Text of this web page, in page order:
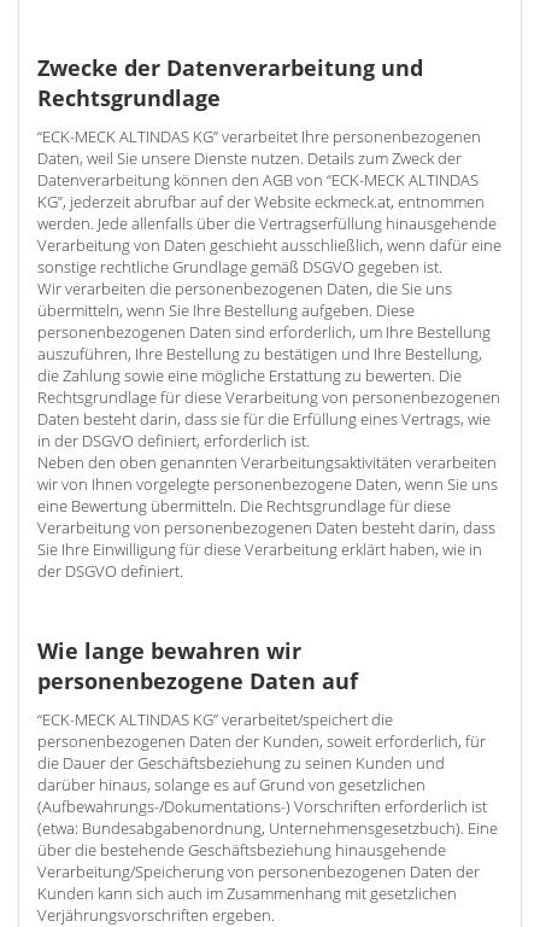
Zwecke der Datenverarbeitung und
Rechtsgrundlage
“ECK-MECK ALTINDAS KG” verarbeitet Ihre personenbezogenen
Daten, weil Sie unsere Dienste nutzen. Details zum Zweck der
Datenverarbeitung können den AGB von “ECK-MECK ALTINDAS
KG”, jederzeit abrufbar auf der Website eckmeck.at, entnommen
werden. Jede allenfalls über die Vertragserfüllung hinausgehende
Verarbeitung von Daten geschieht ausschließlich, wenn dafür eine
sonstige rechtliche Grundlage gemäß DSGVO gegeben ist.
Wir verarbeiten die personenbezogenen Daten, die Sie uns
übermitteln, wenn Sie Ihre Bestellung aufgeben. Diese
personenbezogenen Daten sind erforderlich, um Ihre Bestellung
auszuführen, Ihre Bestellung zu bestätigen und Ihre Bestellung,
die Zahlung sowie eine mögliche Erstattung zu bewerten. Die
Rechtsgrundlage für diese Verarbeitung von personenbezogenen
Daten besteht darin, dass sie für die Erfüllung eines Vertrags, wie
in der DSGVO definiert, erforderlich ist.
Neben den oben genannten Verarbeitungsaktivitäten verarbeiten
wir von Ihnen vorgelegte personenbezogene Daten, wenn Sie uns
eine Bewertung übermitteln. Die Rechtsgrundlage für diese
Verarbeitung von personenbezogenen Daten besteht darin, dass
Sie Ihre Einwilligung für diese Verarbeitung erklärt haben, wie in
der DSGVO definiert.
Wie lange bewahren wir
personenbezogene Daten auf
“ECK-MECK ALTINDAS KG” verarbeitet/speichert die
personenbezogenen Daten der Kunden, soweit erforderlich, für
die Dauer der Geschäftsbeziehung zu seinen Kunden und
darüber hinaus, solange es auf Grund von gesetzlichen
(Aufbewahrungs-/Dokumentations-) Vorschriften erforderlich ist
(etwa: Bundesabgabenordnung, Unternehmensgesetzbuch). Eine
über die bestehende Geschäftsbeziehung hinausgehende
Verarbeitung/Speicherung von personenbezogenen Daten der
Kunden kann sich auch im Zusammenhang mit gesetzlichen
Verjährungsvorschriften ergeben.